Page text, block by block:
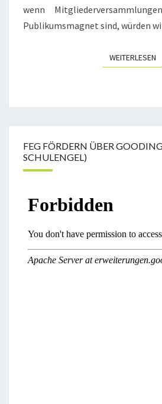
wenn
Publikumsmagnet sind, würden
WEITERLESEN
FEG FÖRDERN ÜBER
SCHULENGEL)